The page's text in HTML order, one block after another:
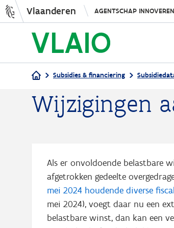
Vlaanderen AGENTSCHAP
Kruimelpad
Subsidies & financiering
Wijzigingen
Als er onvoldoende belastbare
afgetrokken gedeelte
mei 2024 houdende diverse
mei 2024), voegt daar nu een
belastbare winst, dan kan een